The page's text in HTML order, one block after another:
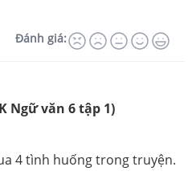
Đánh giá:
Ngữ văn 6 tập 1)
4 tình huống trong truyện.